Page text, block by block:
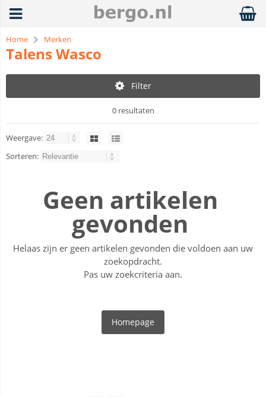
Home Merken
Talens Wasco
Filter
0 resultaten
Weergave:
Sorteren:
Geen artikelen
gevonden
Helaas zijn er geen artikelen gevonden die voldoen aan uw
zoekopdracht.
Pas uw zoekcriteria aan.
Homepage